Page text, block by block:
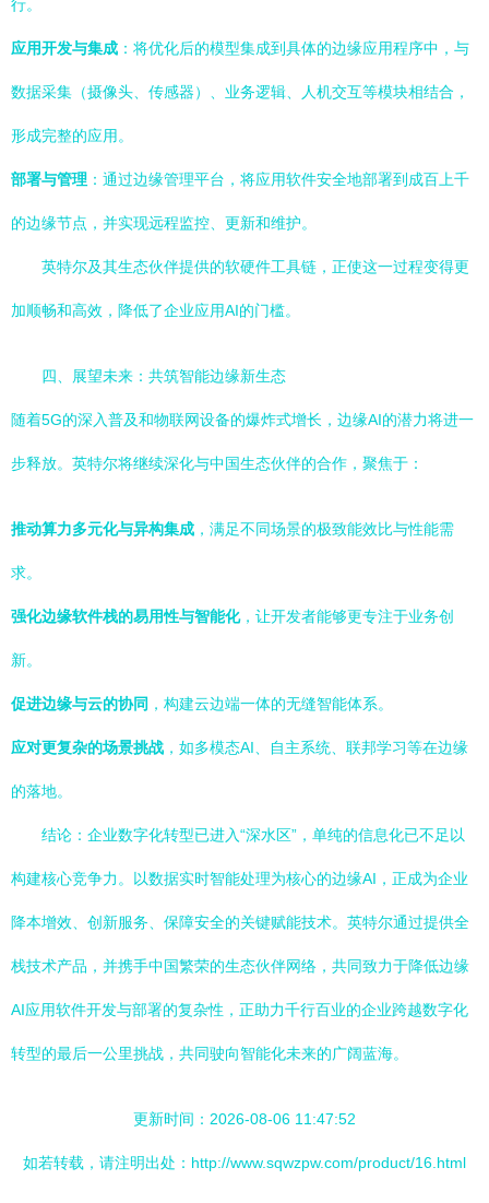
行。
应用开发与集成 ：将优化后的模型集成到具体的边缘应用程序中，与
数据采集（摄像头、传感器）、业务逻辑、人机交互等模块相结合，
形成完整的应用。
部署与管理 ：通过边缘管理平台，将应用软件安全地部署到成百上千
的边缘节点，并实现远程监控、更新和维护。
英特尔及其生态伙伴提供的软硬件工具链，正使这一过程变得更
加顺畅和高效，降低了企业应用AI的门槛。
四、展望未来：共筑智能边缘新生态
随着5G的深入普及和物联网设备的爆炸式增长，边缘AI的潜力将进一
步释放。英特尔将继续深化与中国生态伙伴的合作，聚焦于：
推动算力多元化与异构集成 ，满足不同场景的极致能效比与性能需
求。
强化边缘软件栈的易用性与智能化，让开发者能够更专注于业务创
新。
促进边缘与云的协同 ，构建云边端一体的无缝智能体系。
应对更复杂的场景挑战 ，如多模态AI、自主系统、联邦学习等在边缘
的落地。
结论：企业数字化转型已进入“深水区”，单纯的信息化已不足以
构建核心竞争力。以数据实时智能处理为核心的边缘AI，正成为企业
降本增效、创新服务、保障安全的关键赋能技术。英特尔通过提供全
栈技术产品，并携手中国繁荣的生态伙伴网络，共同致力于降低边缘
AI应用软件开发与部署的复杂性，正助力千行百业的企业跨越数字化
转型的最后一公里挑战，共同驶向智能化未来的广阔蓝海。
更新时间：2026-08-06 11:47:52
如若转载，请注明出处：http://www.sqwzpw.com/product/16.html